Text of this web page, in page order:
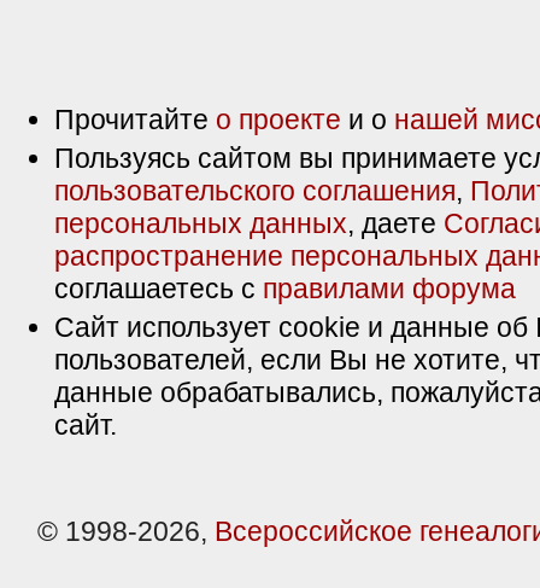
Прочитайте о проекте и о нашей
Пользуясь сайтом вы принимаете
пользовательского соглашения,
персональных данных, даете
распространение персональных
соглашаетесь с правилами форума
Сайт использует cookie и данные об
пользователей, если Вы не хотите,
данные обрабатывались,
сайт.
© 1998-2026, Всероссийское